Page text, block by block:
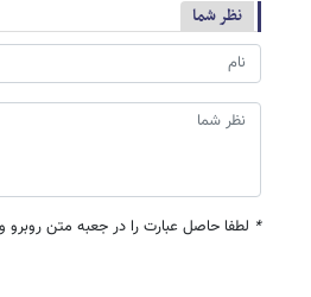
نظر شما
* لطفا حاصل عبارت را در جعبه متن روبرو